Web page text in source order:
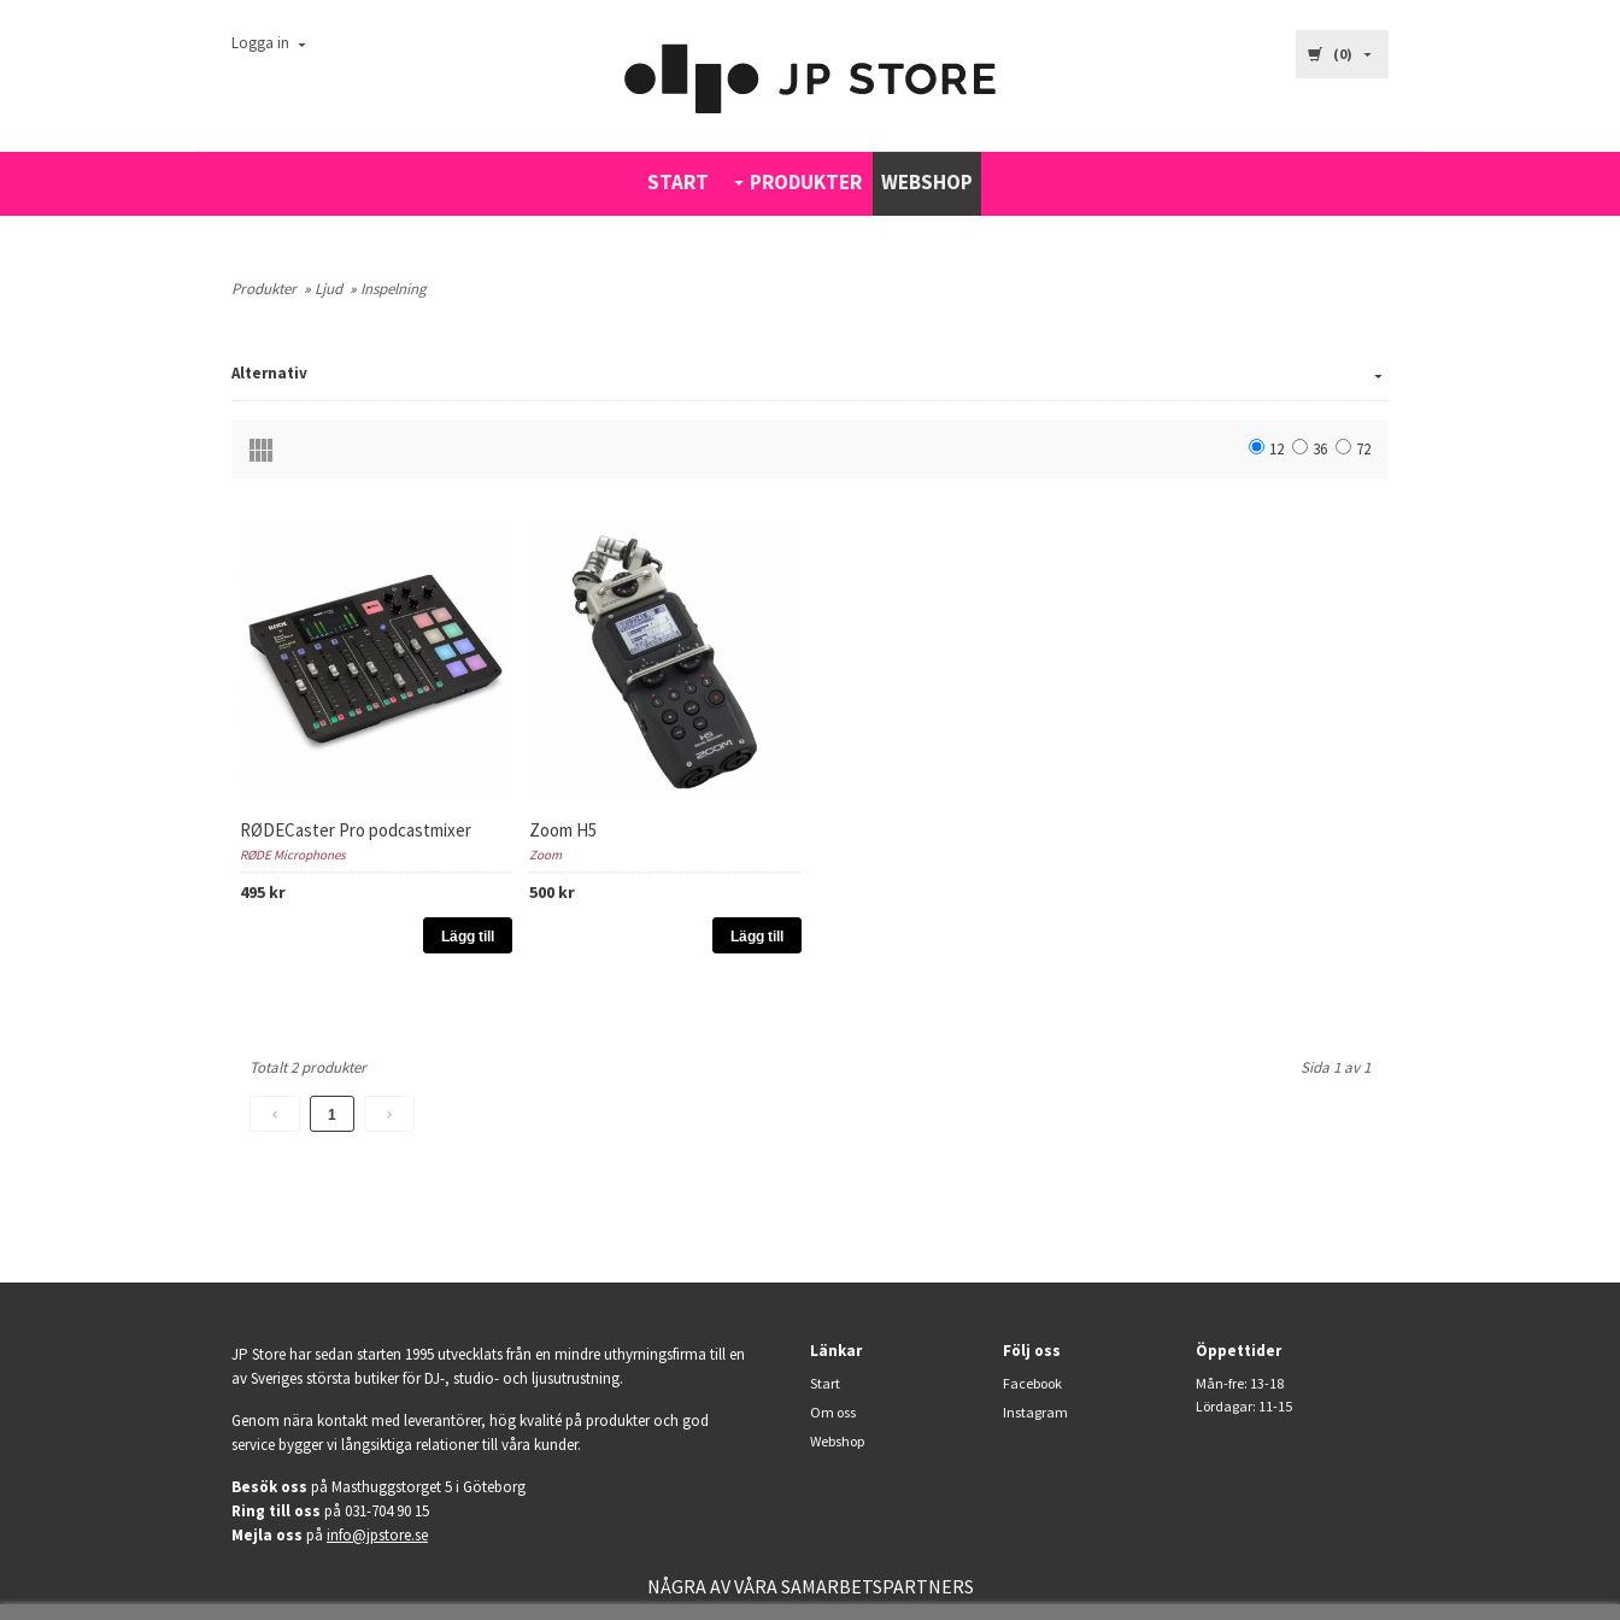
Logga in
(0)
START PRODUKTER WEBSHOP
Produkter » Ljud » Inspelning
Alternativ
12 36 72
RØDECaster Pro podcastmixer
RØDE Microphones
495 kr
Lägg till
Zoom H5
Zoom
500 kr
Lägg till
Totalt 2 produkter Sida 1 av 1
1
JP Store har sedan starten 1995 utvecklats från en mindre uthyrningsfirma till en
av Sveriges största butiker för DJ-, studio- och ljusutrustning.
Genom nära kontakt med leverantörer, hög kvalité på produkter och god
service bygger vi långsiktiga relationer till våra kunder.
Besök oss på Masthuggstorget 5 i Göteborg
Ring till oss på 031-704 90 15
Mejla oss på info@jpstore.se
Länkar
Start
Om oss
Webshop
Följ oss
Facebook
Instagram
Öppettider
Mån-fre: 13-18
Lördagar: 11-15
NÅGRA AV VÅRA SAMARBETSPARTNERS